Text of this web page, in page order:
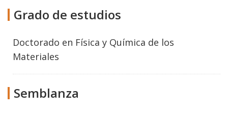
Grado de estudios
Doctorado en Física y Química de los
Materiales
Semblanza